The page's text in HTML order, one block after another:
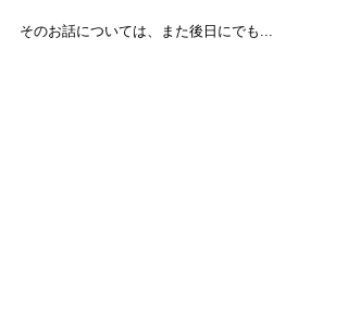
そのお話については、また後日にでも...